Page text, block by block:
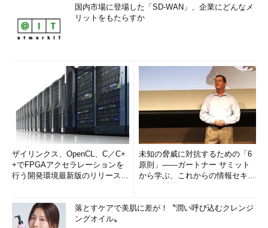
国内市場に登場した「SD-WAN」、企業にどんなメ
リットをもたらすか
ザイリンクス、OpenCL、C／C+
+でFPGAアクセラレーションを
行う開発環境最新版のリリースを
未知の脅威に対抗するための「6
原則」――ガートナー サミット
から学ぶ、これからの情報セキュ
落とすケアで美肌に差が！〝潤い呼び込むクレンジ
ングオイル〟